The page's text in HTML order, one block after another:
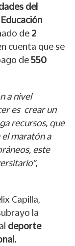
del
de 2
cuenta que se
de550
a nivel
es crear un
recursos, que
maratón a
este
,
Capilla,
la
deporte